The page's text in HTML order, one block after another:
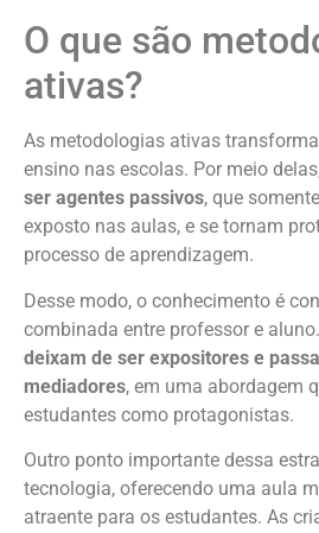
O que são
ativas?
As metodologias ativas
ensino nas escolas. Por meio
ser agentes passivos, que
exposto nas aulas, e se tornam
processo de aprendizagem.
Desse modo, o conhecimento é
combinada entre professor e
deixam de ser expositores e
mediadores, em uma abordagem
estudantes como protagonistas.
Outro ponto importante dessa
tecnologia, oferecendo uma aula
atraente para os estudantes. As